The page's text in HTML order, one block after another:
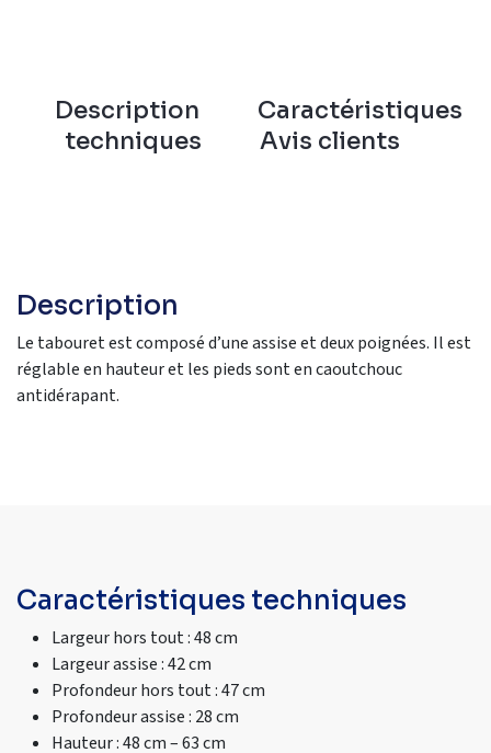
Description
Caractéristiques
techniques
Avis clients
Description
Le tabouret est composé d’une assise et deux poignées. Il est
réglable en hauteur et les pieds sont en caoutchouc
antidérapant.
Caractéristiques techniques
Largeur hors tout : 48 cm
Largeur assise : 42 cm
Profondeur hors tout : 47 cm
Profondeur assise : 28 cm
Hauteur : 48 cm – 63 cm